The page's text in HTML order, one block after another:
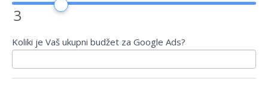
3
Koliki je Vaš ukupni budžet za Google Ads?